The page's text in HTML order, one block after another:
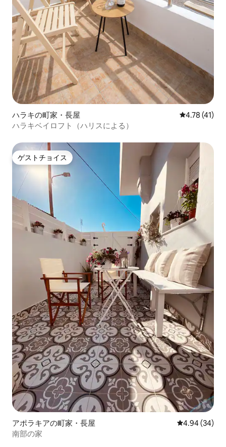
ハラキの町家・長屋 レビュー41
4.78 (41)
ハラキベイロフト（ハリスによる）
ゲストチョイス
ゲストチョイス
アポラキアの町家・長屋 レビュー34
4.94 (34)
南部の家